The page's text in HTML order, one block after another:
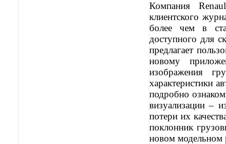
Компания
клиентского
более чем в
доступного для
предлагает
новому
изображения
характеристики
подробно
визуализации –
потери их
поклонник
новом модельном